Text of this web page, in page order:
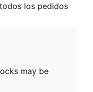
los pedidos
may be